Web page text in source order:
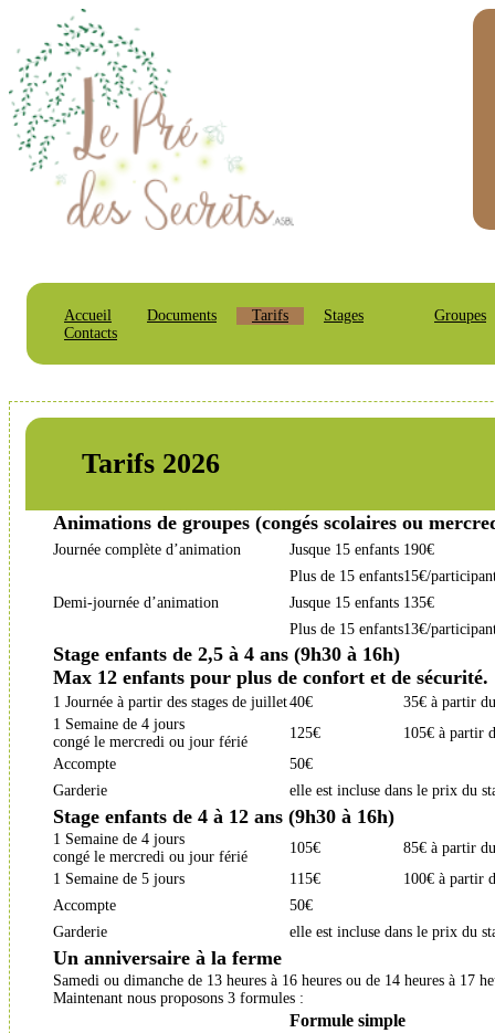
Accueil Documents Tarifs Stages
Groupes
Contacts
Tarifs 2026
Animations de groupes (congés scolaires ou
Journée complète d’animation Jusque 15 enfants 190€
Plus de 15 enfants15€/
Demi-journée d’animation
Jusque 15 enfants 135€
Plus de 15 enfants13€/
Stage enfants de 2,5 à 4 ans (9h30 à 16h)
Max 12 enfants pour plus de confort et de sécurité.
1 Journée à partir des stages de juillet40€
35€ à partir
1 Semaine de 4 jours
congé le mercredi ou jour férié
125€
105€ à partir
Accompte
50€
Garderie
elle est incluse dans le prix du
Stage enfants de 4 à 12 ans (9h30 à 16h)
1 Semaine de 4 jours
congé le mercredi ou jour férié
105€
85€ à partir
1 Semaine de 5 jours
115€
100€ à partir
Accompte
50€
Garderie
elle est incluse dans le prix du
Un anniversaire à la ferme
Samedi ou dimanche de 13 heures à 16 heures ou de 14 heures à 17
Maintenant nous proposons 3 formules :
Formule simple